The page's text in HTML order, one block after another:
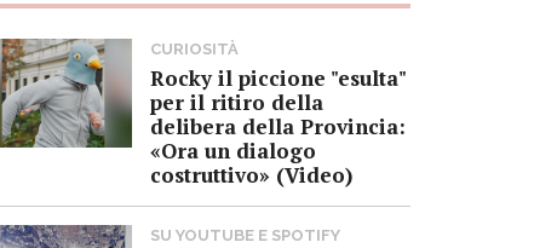
CURIOSITÀ
Rocky il piccione "esulta"
per il ritiro della
delibera della Provincia:
«Ora un dialogo
costruttivo» (Video)
SU YOUTUBE E SPOTIFY